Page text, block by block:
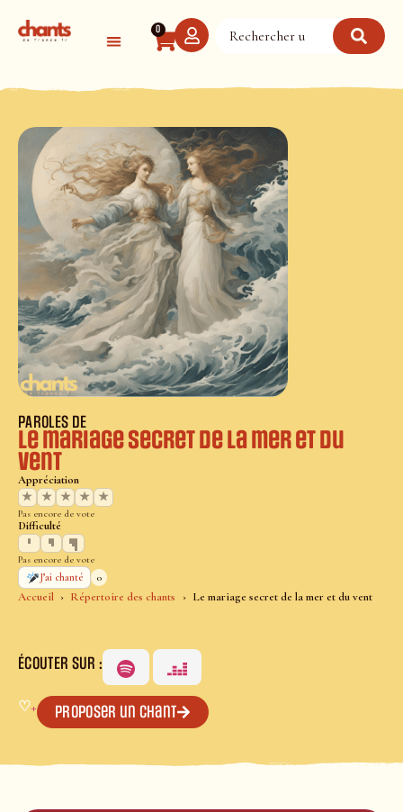
0
Accueil Répertoire des chants Le mariage secret de la mer et du vent
PAROLES DE
Le mariage secret de la mer et du
vent
Appréciation
★
★ ★ ★ ★
Pas encore de vote
Difficulté
Pas encore de vote
J’ai chanté
0
ÉCOUTER SUR :
♡+ Proposer un chant